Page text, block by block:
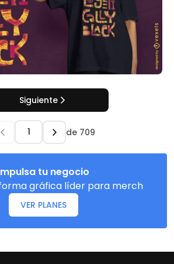
Siguiente
de 709
tu negocio
gráfica líder para merch
VER PLANES